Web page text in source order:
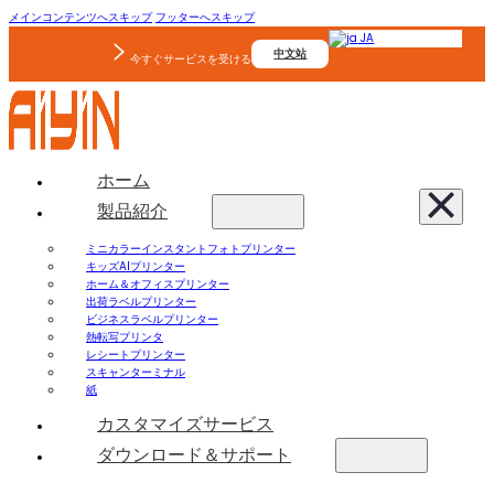
メインコンテンツへスキップ フッターへスキップ
今すぐサービスを受ける 中文站
JA
ホーム
製品紹介
ミニカラーインスタントフォトプリンター
キッズAIプリンター
ホーム＆オフィスプリンター
出荷ラベルプリンター
ビジネスラベルプリンター
熱転写プリンタ
レシートプリンター
スキャンターミナル
紙
カスタマイズサービス
ダウンロード＆サポート